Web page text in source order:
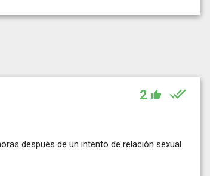
2
después de un intento de relación sexual